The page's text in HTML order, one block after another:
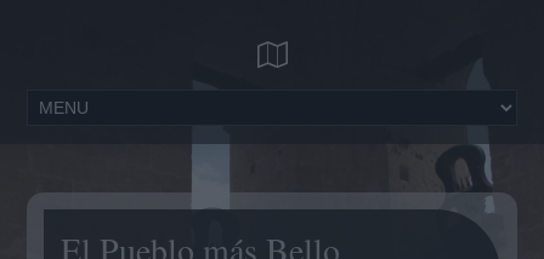
El Pueblo más Bello